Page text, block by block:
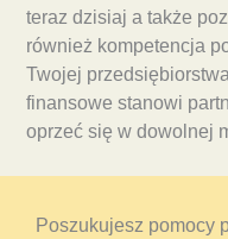
teraz dzisiaj a także
również kompetencja
Twojej
finansowe stanowi
oprzeć się w dowolnej
Poszukujesz pomocy